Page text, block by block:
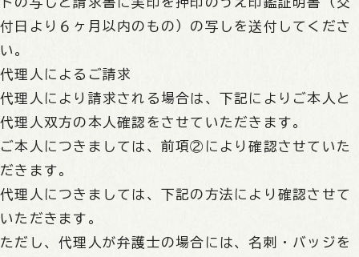
付日より６ヶ月以内のもの）の写しを送付してくださ
い。
代理人によるご請求
代理人により請求される場合は、下記によりご本人と
代理人双方の本人確認をさせていただきます。
ご本人につきましては、前項②により確認させていた
だきます。
代理人につきましては、下記の方法により確認させて
いただきます。
ただし、代理人が弁護士の場合には、名刺・バッジを